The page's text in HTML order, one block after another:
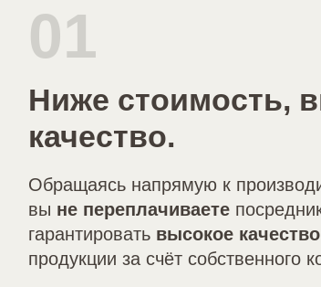
01
Ниже стоимость,
качество.
Обращаясь напрямую к
вы не переплачиваете
гарантировать высокое качество
продукции за счёт собственного